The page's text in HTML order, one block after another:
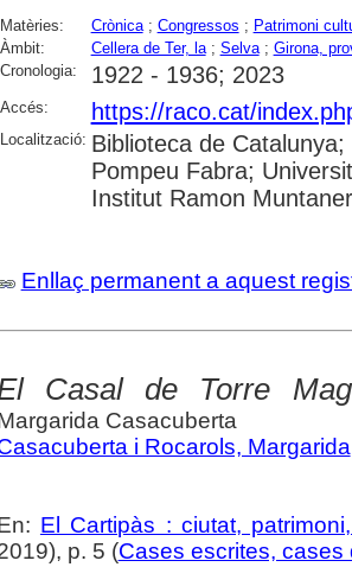
Matèries: Crònica; Congressos ; Patrimoni
Àmbit:
Cellera de Ter, la; Selva; Girona,
Cronologia:
1922 - 1936; 2023
Accés: https://raco.cat/
Localització: Biblioteca de
Pompeu Fabra;
Institut Ramon Muntaner
Enllaç permanent a aquest
Casal de Torre
Casacuberta
i Rocarols, Margarida
El Cartipàs : ciutat,
p. 5 (Cases escrites, cases